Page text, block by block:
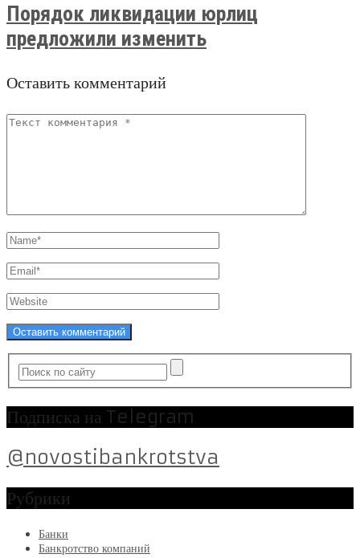
Порядок ликвидации юрлиц
предложили изменить
Оставить комментарий
Подписка на Telegram
@novostibankrotstva
Рубрики
Банки
Банкротство компаний